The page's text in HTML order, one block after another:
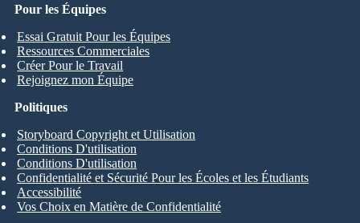
Pour les Équipes
Essai Gratuit Pour les Équipes
Ressources Commerciales
Créer Pour le Travail
Rejoignez mon Équipe
Politiques
Storyboard Copyright et Utilisation
Conditions D'utilisation
Conditions D'utilisation
Confidentialité et Sécurité Pour les Écoles et les Étudiants
Accessibilité
Vos Choix en Matière de Confidentialité